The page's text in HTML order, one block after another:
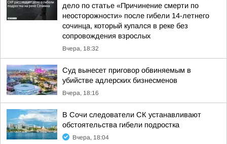
дело по статье «Причинение смерти по
неосторожности» после гибели 14-летнего
сочинца, который купался в реке без
сопровождения взрослых
Вчера, 18:32
Суд вынесет приговор обвиняемым в
убийстве адлерских бизнесменов
Вчера, 18:16
В Сочи следователи СК устанавливают
обстоятельства гибели подростка
Вчера, 18:04